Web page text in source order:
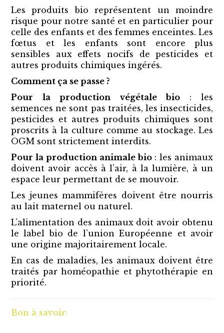
Les produits bio représentent un moindre
risque pour notre santé et en particulier pour
celle des enfants et des femmes enceintes. Les
fœtus et les enfants sont encore plus
sensibles aux effets nocifs de pesticides et
autres produits chimiques ingérés.
Comment ça se passe ?
Pour la production végétale bio : les
semences ne sont pas traitées, les insecticides,
pesticides et autres produits chimiques sont
proscrits à la culture comme au stockage. Les
OGM sont strictement interdits.
Pour la production animale bio : les animaux
doivent avoir accès à l’air, à la lumière, à un
espace leur permettant de se mouvoir.
Les jeunes mammifères doivent être nourris
au lait maternel ou naturel.
L’alimentation des animaux doit avoir obtenu
le label bio de l’union Européenne et avoir
une origine majoritairement locale.
En cas de maladies, les animaux doivent être
traités par homéopathie et phytothérapie en
priorité.
Bon à savoir: